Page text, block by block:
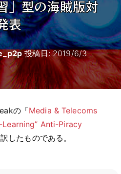
」型の海賊版対
表
投稿日:2019/6/3
の「Media & Telecoms
Anti-Piracy
したものである。